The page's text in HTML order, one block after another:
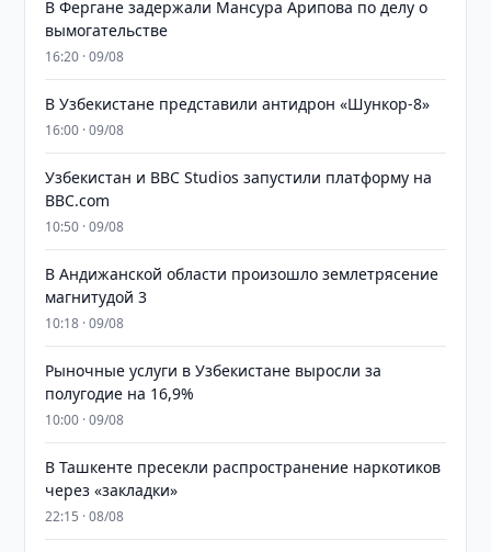
В Фергане задержали Мансура Арипова по делу о
вымогательстве
16:20 · 09/08
В Узбекистане представили антидрон «Шункор-8»
16:00 · 09/08
Узбекистан и BBC Studios запустили платформу на
BBC.com
10:50 · 09/08
В Андижанской области произошло землетрясение
магнитудой 3
10:18 · 09/08
Рыночные услуги в Узбекистане выросли за
полугодие на 16,9%
10:00 · 09/08
В Ташкенте пресекли распространение наркотиков
через «закладки»
22:15 · 08/08